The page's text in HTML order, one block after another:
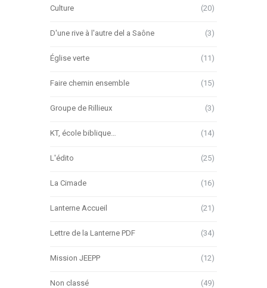
Culture (20)
D'une rive à l'autre del a Saône (3)
Église verte (11)
Faire chemin ensemble (15)
Groupe de Rillieux (3)
KT, école biblique… (14)
L'édito (25)
La Cimade (16)
Lanterne Accueil (21)
Lettre de la Lanterne PDF (34)
Mission JEEPP (12)
Non classé (49)